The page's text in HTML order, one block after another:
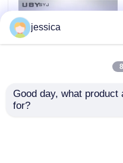
jessica
Good day, what product
for?